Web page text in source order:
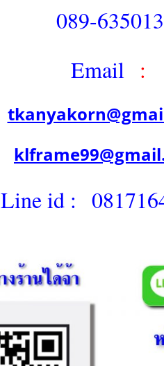
089-
Email :
Line id :